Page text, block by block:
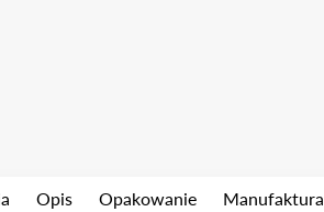
Opis Opakowanie Manufaktura